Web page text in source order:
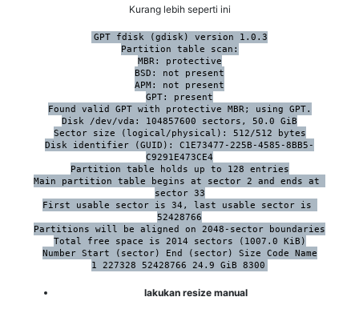
Kurang lebih seperti ini
GPT fdisk (gdisk) version 1.0.3
Partition table scan:
MBR: protective
BSD: not present
APM: not present
GPT: present
Found valid GPT with protective MBR; using GPT.
Disk /dev/vda: 104857600 sectors, 50.0 GiB
Sector size (logical/physical): 512/512 bytes
Disk identifier (GUID): C1E73477-225B-4585-8BB5-
C9291E473CE4
Partition table holds up to 128 entries
Main partition table begins at sector 2 and ends at
sector 33
First usable sector is 34, last usable sector is
52428766
Partitions will be aligned on 2048-sector boundaries
Total free space is 2014 sectors (1007.0 KiB)
Number Start (sector) End (sector) Size Code Name
1 227328 52428766 24.9 GiB 8300
lakukan resize manual